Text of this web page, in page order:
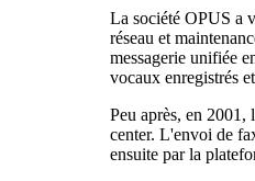
La société OPUS a
réseau et
messagerie unifiée
vocaux enregistrés
Peu après, en
center. L'envoi de
ensuite par la